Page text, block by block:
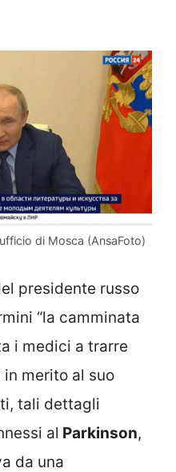
di Mosca (AnsaFoto)
presidente russo
“la camminata
i medici a trarre
merito al suo
tali dettagli
al Parkinson,
da una